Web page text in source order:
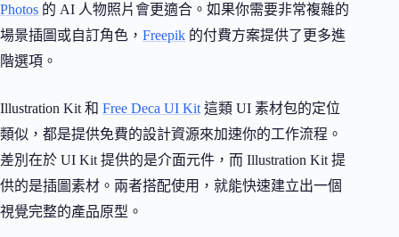
Photos 的 AI 人物照片會更適合。如果你需要非常複雜的
場景插圖或自訂角色， Freepik 的付費方案提供了更多進
階選項。
Illustration Kit 和 Free Deca UI Kit 這類 UI 素材包的定位
類似，都是提供免費的設計資源來加速你的工作流程。
差別在於 UI Kit 提供的是介面元件，而 Illustration Kit 提
供的是插圖素材。兩者搭配使用，就能快速建立出一個
視覺完整的產品原型。